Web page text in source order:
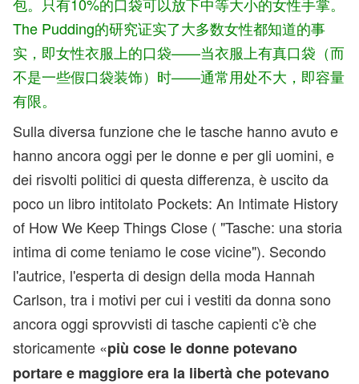
The Pudding的研究证实了大多数女性都知道的事
实，即女性衣服上的口袋——当衣服上有真口袋（而
不是一些假口袋装饰）时——通常用处不大，即容量
有限。
Sulla diversa funzione che le tasche hanno avuto e
hanno ancora oggi per le donne e per gli uomini, e
dei risvolti politici di questa differenza, è uscito da
poco un libro intitolato Pockets: An Intimate History
of How We Keep Things Close ( "Tasche: una storia
intima di come teniamo le cose vicine"). Secondo
l'autrice, l'esperta di design della moda Hannah
Carlson, tra i motivi per cui i vestiti da donna sono
ancora oggi sprovvisti di tasche capienti c'è che
storicamente «più cose le donne potevano
portare e maggiore era la libertà che potevano